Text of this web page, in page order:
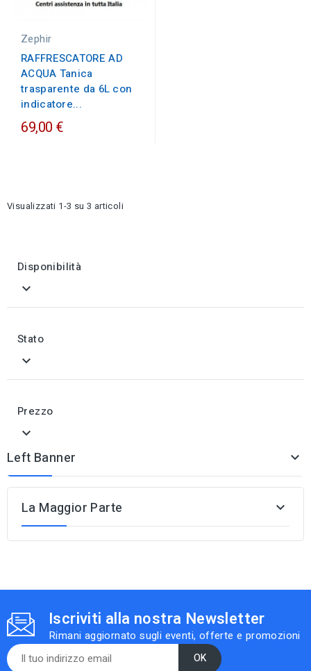
Zephir
RAFFRESCATORE AD
ACQUA Tanica
trasparente da 6L con
indicatore...
69,00 €
Visualizzati 1-3 su 3 articoli
Disponibilità

Stato

Prezzo

Left Banner 
La Maggior Parte 
Iscriviti alla nostra Newsletter
Rimani aggiornato sugli eventi, offerte e promozioni